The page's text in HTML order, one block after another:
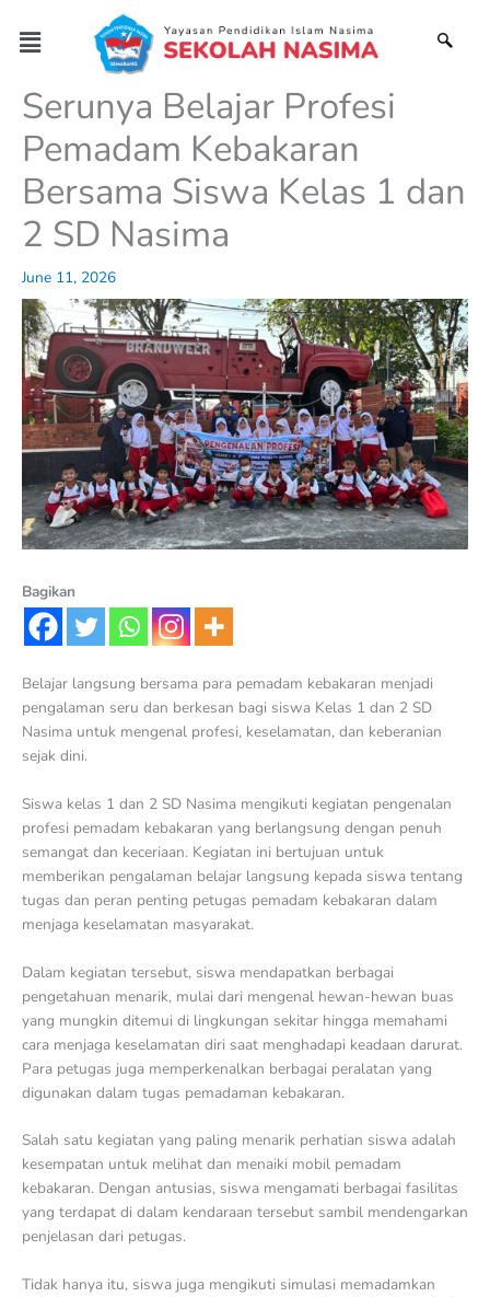
content
Menu
Serunya Belajar Profesi
Pemadam Kebakaran
Bersama Siswa Kelas 1 dan
2 SD Nasima
June 11, 2026
Bagikan
Belajar langsung bersama para pemadam kebakaran menjadi
pengalaman seru dan berkesan bagi siswa Kelas 1 dan 2 SD
Nasima untuk mengenal profesi, keselamatan, dan keberanian
sejak dini.
Siswa kelas 1 dan 2 SD Nasima mengikuti kegiatan pengenalan
profesi pemadam kebakaran yang berlangsung dengan penuh
semangat dan keceriaan. Kegiatan ini bertujuan untuk
memberikan pengalaman belajar langsung kepada siswa tentang
tugas dan peran penting petugas pemadam kebakaran dalam
menjaga keselamatan masyarakat.
Dalam kegiatan tersebut, siswa mendapatkan berbagai
pengetahuan menarik, mulai dari mengenal hewan-hewan buas
yang mungkin ditemui di lingkungan sekitar hingga memahami
cara menjaga keselamatan diri saat menghadapi keadaan darurat.
Para petugas juga memperkenalkan berbagai peralatan yang
digunakan dalam tugas pemadaman kebakaran.
Salah satu kegiatan yang paling menarik perhatian siswa adalah
kesempatan untuk melihat dan menaiki mobil pemadam
kebakaran. Dengan antusias, siswa mengamati berbagai fasilitas
yang terdapat di dalam kendaraan tersebut sambil mendengarkan
penjelasan dari petugas.
Tidak hanya itu, siswa juga mengikuti simulasi memadamkan